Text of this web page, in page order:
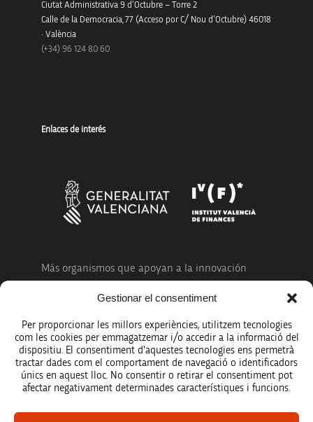
Gestionar el consentiment
Per proporcionar les millors experiències, utilitzem tecnologies
com les cookies per emmagatzemar i/o accedir a la informació del
dispositiu. El consentiment d'aquestes tecnologies ens permetrà
tractar dades com el comportament de navegació o identificadors
únics en aquest lloc. No consentir o retirar el consentiment pot
afectar negativament determinades característiques i funcions.
Ciutat Administrativa 9 d’Octubre – Torre 2
Calle de la Democracia, 77 (Acceso por C/ Nou d’Octubre) 46018
· València
(+34) 96 124 80 60
Enlaces de interés
Más organismos que apoyan a la innovación
Avíso legal
Política de protección de datos
Registro de actividades de tratamiento